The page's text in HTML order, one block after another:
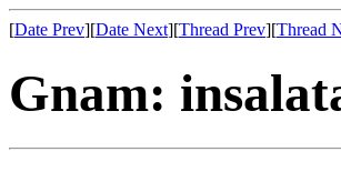
[Date Prev][Date Next][Thread Prev][Thread
Gnam: